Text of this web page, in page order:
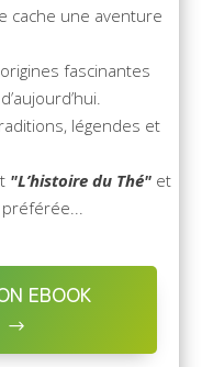
cache une aventure
fascinantes
légendes et
"L’histoire du Thé" et
EBOOK